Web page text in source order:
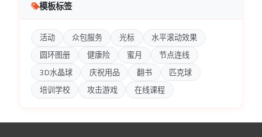
模板标签
活动 众包服务 光标
水平滚动效果
圆环图册
健康险 蜜月
节点连线
3D水晶球
庆祝用品 翻书
匹克球
培训学校
攻击游戏 在线课程